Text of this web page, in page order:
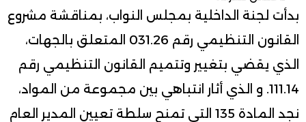
بدأت لجنة الداخلية بمجلس النواب، بمناقشة مشروع
القانون التنظيمي رقم 031.26 المتعلق بالجهات،
الذي يقضي بتغيير وتتميم القانون التنظيمي رقم
111.14. و الذي أثار انتباهي بين مجموعة من المواد،
نجد المادة 135 التي تمنح سلطة تعيين المدير العام